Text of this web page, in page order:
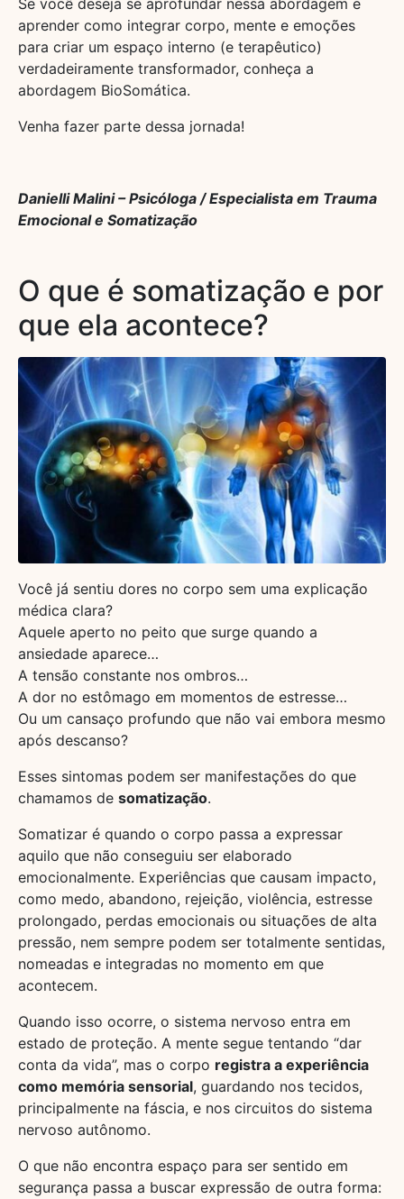
aprender como integrar corpo, mente e emoções
para criar um espaço interno (e terapêutico)
verdadeiramente transformador, conheça a
abordagem BioSomática.
Venha fazer parte dessa jornada!
Danielli Malini – Psicóloga / Especialista em Trauma
Emocional e Somatização
O que é somatização e por
que ela acontece?
Você já sentiu dores no corpo sem uma explicação
médica clara?
Aquele aperto no peito que surge quando a
ansiedade aparece…
A tensão constante nos ombros…
A dor no estômago em momentos de estresse…
Ou um cansaço profundo que não vai embora mesmo
após descanso?
Esses sintomas podem ser manifestações do que
chamamos de somatização.
Somatizar é quando o corpo passa a expressar
aquilo que não conseguiu ser elaborado
emocionalmente. Experiências que causam impacto,
como medo, abandono, rejeição, violência, estresse
prolongado, perdas emocionais ou situações de alta
pressão, nem sempre podem ser totalmente sentidas,
nomeadas e integradas no momento em que
acontecem.
Quando isso ocorre, o sistema nervoso entra em
estado de proteção. A mente segue tentando “dar
conta da vida”, mas o corpo registra a experiência
como memória sensorial, guardando nos tecidos,
principalmente na fáscia, e nos circuitos do sistema
nervoso autônomo.
O que não encontra espaço para ser sentido em
segurança passa a buscar expressão de outra forma: